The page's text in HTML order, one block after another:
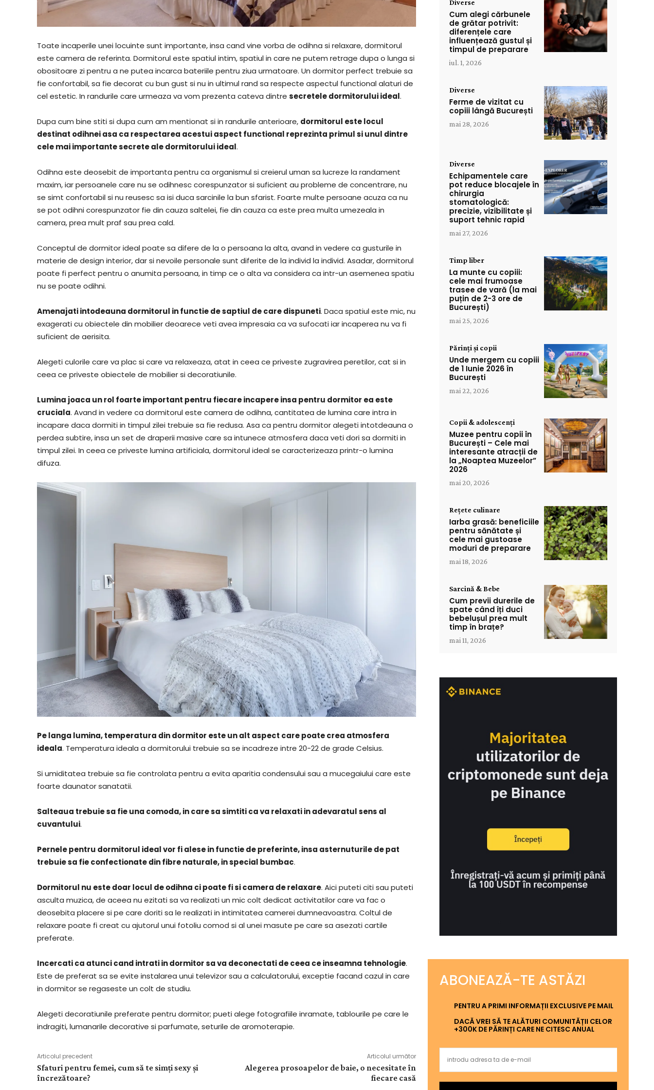
Toate incaperile unei locuinte sunt importante, insa cand vine vorba de odihna si relaxare, dormitorul
este camera de referinta. Dormitorul este spatiul intim, spatiul in care ne putem retrage dupa o lunga si
obositoare zi pentru a ne putea incarca bateriile pentru ziua urmatoare. Un dormitor perfect trebuie sa
fie confortabil, sa fie decorat cu bun gust si nu in ultimul rand sa respecte aspectul functional alaturi de
cel estetic. In randurile care urmeaza va vom prezenta cateva dintre secretele dormitorului ideal.
Dupa cum bine stiti si dupa cum am mentionat si in randurile anterioare, dormitorul este locul
destinat odihnei asa ca respectarea acestui aspect functional reprezinta primul si unul dintre
cele mai importante secrete ale dormitorului ideal.
Odihna este deosebit de importanta pentru ca organismul si creierul uman sa lucreze la randament
maxim, iar persoanele care nu se odihnesc corespunzator si suficient au probleme de concentrare, nu
se simt confortabil si nu reusesc sa isi duca sarcinile la bun sfarist. Foarte multe persoane acuza ca nu
se pot odihni corespunzator fie din cauza saltelei, fie din cauza ca este prea multa umezeala in
camera, prea mult praf sau prea cald.
Conceptul de dormitor ideal poate sa difere de la o persoana la alta, avand in vedere ca gusturile in
materie de design interior, dar si nevoile personale sunt diferite de la individ la individ. Asadar, dormitorul
poate fi perfect pentru o anumita persoana, in timp ce o alta va considera ca intr-un asemenea spatiu
nu se poate odihni.
Amenajati intodeauna dormitorul in functie de saptiul de care dispuneti. Daca spatiul este mic, nu
exagerati cu obiectele din mobilier deoarece veti avea impresaia ca va sufocati iar incaperea nu va fi
suficient de aerisita.
Alegeti culorile care va plac si care va relaxeaza, atat in ceea ce priveste zugravirea peretilor, cat si in
ceea ce priveste obiectele de mobilier si decoratiunile.
Lumina joaca un rol foarte important pentru fiecare incapere insa pentru dormitor ea este
cruciala. Avand in vedere ca dormitorul este camera de odihna, cantitatea de lumina care intra in
incapare daca dormiti in timpul zilei trebuie sa fie redusa. Asa ca pentru dormitor alegeti intotdeauna o
perdea subtire, insa un set de draperii masive care sa intunece atmosfera daca veti dori sa dormiti in
timpul zilei. In ceea ce priveste lumina artificiala, dormitorul ideal se caracterizeaza printr-o lumina
difuza.
Pe langa lumina, temperatura din dormitor este un alt aspect care poate crea atmosfera
ideala. Temperatura ideala a dormitorului trebuie sa se incadreze intre 20-22 de grade Celsius.
Si umiditatea trebuie sa fie controlata pentru a evita aparitia condensului sau a mucegaiului care este
foarte daunator sanatatii.
Salteaua trebuie sa fie una comoda, in care sa simtiti ca va relaxati in adevaratul sens al
cuvantului.
Pernele pentru dormitorul ideal vor fi alese in functie de preferinte, insa asternuturile de pat
trebuie sa fie confectionate din fibre naturale, in special bumbac.
Dormitorul nu este doar locul de odihna ci poate fi si camera de relaxare. Aici puteti citi sau puteti
asculta muzica, de aceea nu ezitati sa va realizati un mic colt dedicat activitatilor care va fac o
deosebita placere si pe care doriti sa le realizati in intimitatea camerei dumneavoastra. Coltul de
relaxare poate fi creat cu ajutorul unui fotoliu comod si al unei masute pe care sa asezati cartile
preferate.
Incercati ca atunci cand intrati in dormitor sa va deconectati de ceea ce inseamna tehnologie.
Este de preferat sa se evite instalarea unui televizor sau a calculatorului, exceptie facand cazul in care
in dormitor se regaseste un colt de studiu.
Alegeti decoratiunile preferate pentru dormitor; pueti alege fotografiile inramate, tablourile pe care le
indragiti, lumanarile decorative si parfumate, seturile de aromoterapie.
Articolul precedent
Sfaturi pentru femei, cum să te simți sexy și
încrezătoare?
Articolul următor
Alegerea prosoapelor de baie, o necesitate în
fiecare casă
Diverse
Cum alegi cărbunele
de grătar potrivit:
diferențele care
influențează gustul și
timpul de preparare
iul. 1, 2026
Diverse
Ferme de vizitat cu
copiii lângă București
mai 28, 2026
Diverse
Echipamentele care
pot reduce blocajele în
chirurgia
stomatologică:
precizie, vizibilitate și
suport tehnic rapid
mai 27, 2026
Timp liber
La munte cu copiii:
cele mai frumoase
trasee de vară (la mai
puțin de 2-3 ore de
București)
mai 25, 2026
Părinți și copii
Unde mergem cu copiii
de 1 Iunie 2026 în
București
mai 22, 2026
Copii & adolescenți
Muzee pentru copii în
București – Cele mai
interesante atracții de
la „Noaptea Muzeelor”
2026
mai 20, 2026
Rețete culinare
Iarba grasă: beneficiile
pentru sănătate și
cele mai gustoase
moduri de preparare
mai 18, 2026
Sarcină & Bebe
Cum previi durerile de
spate când îți duci
bebelușul prea mult
timp în brațe?
mai 11, 2026
ABONEAZĂ-TE ASTĂZI
PENTRU A PRIMI INFORMAȚII EXCLUSIVE PE MAIL
DACĂ VREI SĂ TE ALĂTURI COMUNITĂȚII CELOR
+300K DE PĂRINȚI CARE NE CITESC ANUAL